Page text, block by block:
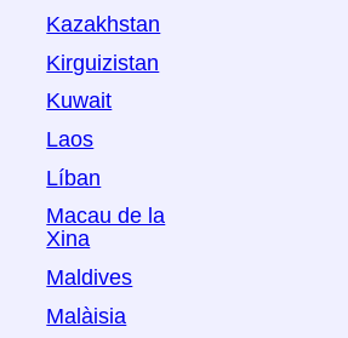
Kazakhstan
Kirguizistan
Kuwait
Laos
Líban
Macau de la
Xina
Maldives
Malàisia